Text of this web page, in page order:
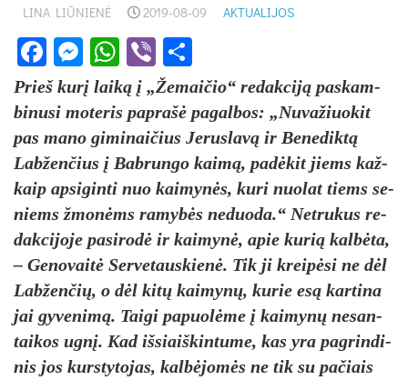
LINA LIŪNIENĖ 2019-08-09 AKTUALIJOS
Facebook
Messenger
WhatsApp
Viber
Prieš ku­rį lai­ką į „Že­mai­čio“ re­dak­ci­ją pa­skam­
bi­nu­si mo­te­ris pa­pra­šė pa­gal­bos: „Nu­va­žiuo­kit
pas ma­no gi­mi­nai­čius Je­rus­la­vą ir Be­ne­dik­tą
Lab­žen­čius į Bab­run­go kai­mą, pa­dė­kit jiems kaž­
kaip ap­si­gin­ti nuo kai­my­nės, ku­ri nuo­lat tiems se­
niems žmo­nėms ra­my­bės ne­duo­da.“ Net­ru­kus re­
dak­ci­jo­je pa­si­ro­dė ir kai­my­nė, apie ku­rią kal­bė­ta,
– Ge­no­vai­tė Ser­ve­taus­kie­nė. Tik ji krei­pė­si ne dėl
Lab­žen­čių, o dėl ki­tų kai­my­nų, ku­rie esą kar­ti­na
jai gy­ve­ni­mą. Tai­gi pa­puo­lė­me į kai­my­nų ne­san­
tai­kos ug­nį. Kad iš­siaiš­kin­tu­me, kas yra pa­grin­di­
nis jos kurs­ty­to­jas, kal­bė­jo­mės ne tik su pa­čiais